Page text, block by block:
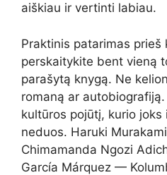
aiškiau ir vertinti labiau.
Praktinis patarimas prieš
perskaitykite bent vieną
parašytą knygą. Ne
romaną ar
kultūros pojūtį, kurio
neduos. Haruki
Chimamanda Ngozi
García Márquez —